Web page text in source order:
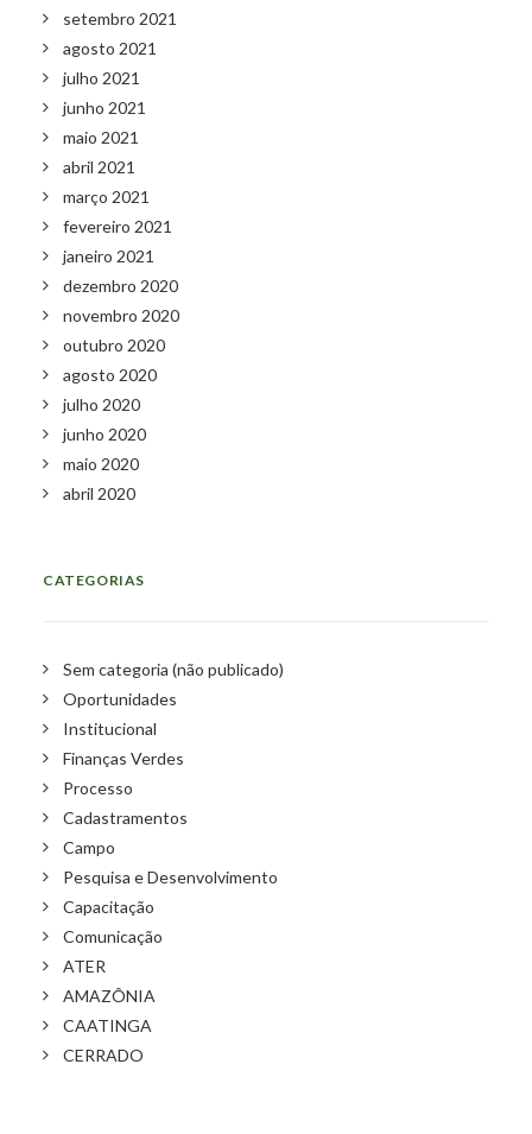
setembro 2021
agosto 2021
julho 2021
junho 2021
maio 2021
abril 2021
março 2021
fevereiro 2021
janeiro 2021
dezembro 2020
novembro 2020
outubro 2020
agosto 2020
julho 2020
junho 2020
maio 2020
abril 2020
CATEGORIAS
Sem categoria (não publicado)
Oportunidades
Institucional
Finanças Verdes
Processo
Cadastramentos
Campo
Pesquisa e Desenvolvimento
Capacitação
Comunicação
ATER
AMAZÔNIA
CAATINGA
CERRADO